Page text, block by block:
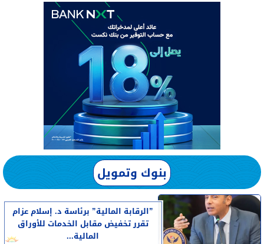
بنوك وتمويل
”الرقابة المالية” برئاسة د. إسلام عزام
تقرر تخفيض مقابل الخدمات للأوراق
المالية...